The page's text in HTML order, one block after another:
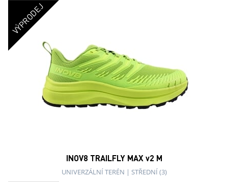
VÝPRODEJ
INOV8 TRAILFLY MAX v2 M
UNIVERZÁLNÍ TERÉN | STŘEDNÍ (3)